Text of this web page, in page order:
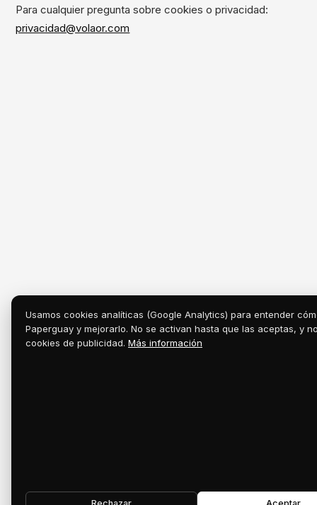
Para cualquier pregunta sobre cookies o privacidad:
privacidad@volaor.com
Usamos cookies analíticas (Google Analytics) para entender
Paperguay y mejorarlo. No se activan hasta que las aceptas, y
cookies de publicidad. Más información